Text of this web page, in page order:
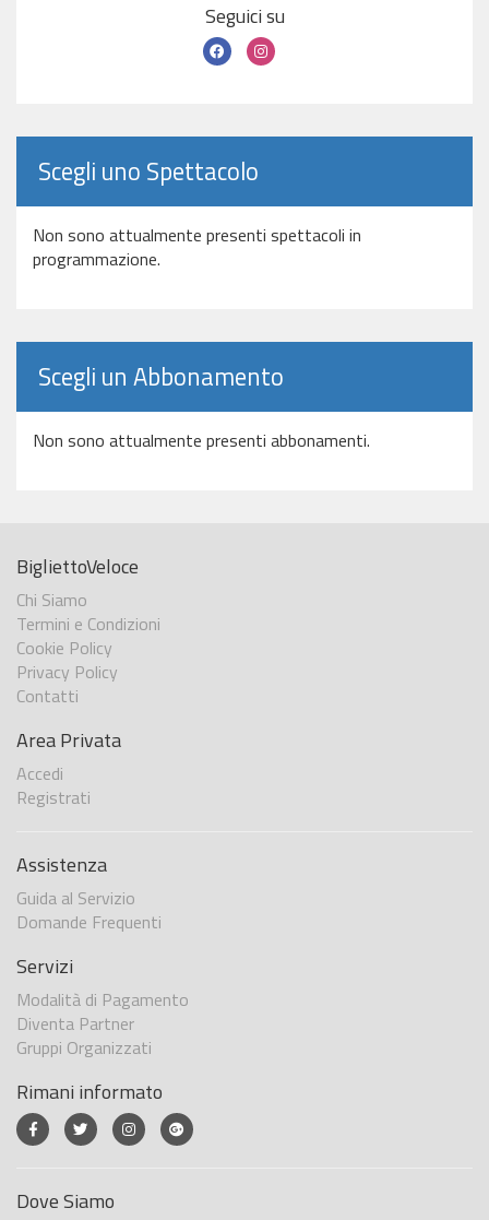
Seguici su
Scegli uno Spettacolo
Non sono attualmente presenti spettacoli in
programmazione.
Scegli un Abbonamento
Non sono attualmente presenti abbonamenti.
BigliettoVeloce
Chi Siamo
Termini e Condizioni
Cookie Policy
Privacy Policy
Contatti
Area Privata
Accedi
Registrati
Assistenza
Guida al Servizio
Domande Frequenti
Servizi
Modalità di Pagamento
Diventa Partner
Gruppi Organizzati
Rimani informato
Dove Siamo